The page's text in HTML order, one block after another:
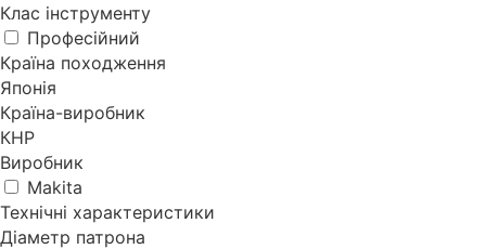
Клас інструменту
Професійний
Країна походження
Японія
Країна-виробник
КНР
Виробник
Makita
Технічні характеристики
Діаметр патрона